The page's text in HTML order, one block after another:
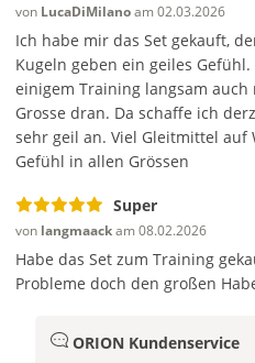
von LucaDiMilanoam 02.03.2026
Ich habe mir das Set gekauft,
Kugeln geben ein geiles
einigem Training langsam
Grosse dran. Da schaffe ich
sehr geil an. Viel Gleitmittel auf
Gefühl in allen Grössen
Super
von langmaackam 08.02.2026
Habe das Set zum Training
Probleme doch den großen
ORION Kundenservice